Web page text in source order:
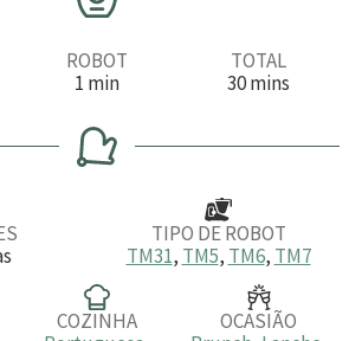
ROBOT
1 m
n
u
t
min
TOTAL
30m
u
mins
TIPO DE ROBOT
TM31, TM5, TM6, TM7
COZINHA
OCASIÃO